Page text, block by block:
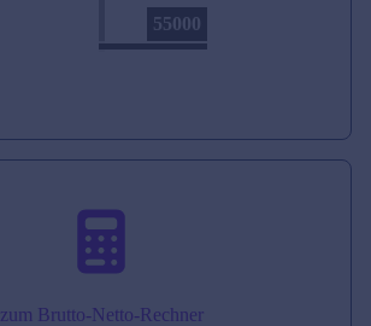
55000
zum Brutto-Netto-Rechner